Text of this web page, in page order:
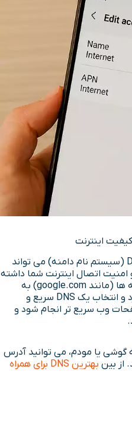
علاوه بر تنظیمات APN، تنظیم DNS (سیستم نام دامنه) می تواند
امنیت اتصال اینترنت شما داشته
باشد. DNS وظیفه ترجمه نام دامنه ها (مانند google.com) به
آدرس های IP سرورها را برعهده دارد و انتخاب یک DNS سریع و
وب سریع تر انجام شود و
گوشی یا مودم، می توانید آدرس
بهترین DNS برای همراه